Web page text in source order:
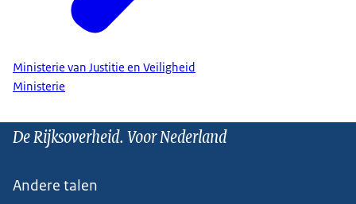
Ministerie van Justitie en Veiligheid
Ministerie
De Rijksoverheid. Voor Nederland
Andere talen